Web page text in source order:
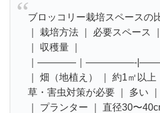
ブロッコリー栽培スペースの
｜ 栽培方法 ｜ 必要スペース
｜ 収穫量 ｜
｜————｜—————-
｜ 畑（地植え） ｜ 約1㎡以
草・害虫対策が必要 ｜ 多い ｜
｜ プランター ｜ 直径30〜